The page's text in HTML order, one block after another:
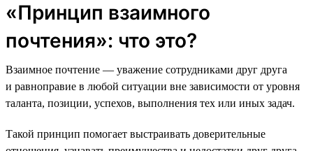
«Принцип взаимного
почтения»: что это?
Взаимное почтение — уважение сотрудниками друг друга
и равноправие в любой ситуации вне зависимости от уровня
таланта, позиции, успехов, выполнения тех или иных задач.
Такой принцип помогает выстраивать доверительные